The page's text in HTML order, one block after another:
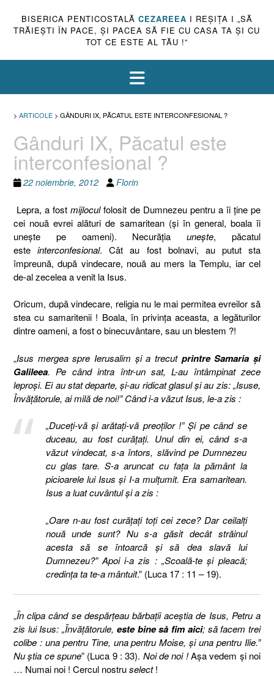
BISERICA PENTICOSTALĂ CEZAREEA I REŞIŢA I „SĂ
TRĂIEŞTI ÎN PACE, ŞI PACEA SĂ FIE CU CASA TA ŞI CU
TOT CE ESTE AL TĂU !”
> ARTICOLE > GÂNDURI IX, PĂCATUL ESTE INTERCONFESIONAL ?
Gânduri IX, Păcatul este
interconfesional ?
22 noiembrie, 2012 Florin
Lepra, a fostmijloculfolosit de Dumnezeu pentru a îi ţine pe
cei nouă evrei alături de samaritean (şi în general, boala îi
uneşte pe oameni). Necurăţiauneşte, păcatul
esteinterconfesional. Cât au fost bolnavi, au putut sta
împreună, după vindecare, nouă au mers la Templu, iar cel
de-al zecelea a venit la Isus.
Oricum, după vindecare, religia nu le mai permitea evreilor să
stea cu samaritenii ! Boala, în privinţa aceasta, a legăturilor
dintre oameni, a fost o binecuvântare, sau un blestem ?!
„Isus mergea spre Ierusalim şi a trecut printre Samaria şi
Galileea. Pe când intra într-un sat, L-au întâmpinat zece
leproşi. Ei au stat departe, şi-au ridicat glasul şi au zis: „Isuse,
Învăţătorule, ai milă de noi!” Când i-a văzut Isus, le-a zis :
„Duceţi-vă şi arătaţi-vă preoţilor !” Şi pe când se
duceau, au fost curăţaţi. Unul din ei, când s-a
văzut vindecat, s-a întors, slăvind pe Dumnezeu
cu glas tare. S-a aruncat cu faţa la pământ la
picioarele lui Isus şi I-a mulţumit. Era samaritean.
Isus a luat cuvântul şi a zis :
„Oare n-au fost curăţaţi toţi cei zece? Dar ceilalţi
nouă unde sunt? Nu s-a găsit decât străinul
acesta să se întoarcă şi să dea slavă lui
Dumnezeu?” Apoi i-a zis : „Scoală-te şi pleacă;
credinţa ta te-a mântuit.” (Luca 17 : 11 – 19).
„În clipa când se despărţeau bărbaţii aceştia de Isus, Petru a
zis lui Isus: „Învăţătorule, este bine să fim aici; să facem trei
colibe : una pentru Tine, una pentru Moise, şi una pentru Ilie.”
Nu ştia ce spune” (Luca 9 : 33). Noi de noi !Aşa vedem şi noi
… Numai noi ! Cercul nostruselect!